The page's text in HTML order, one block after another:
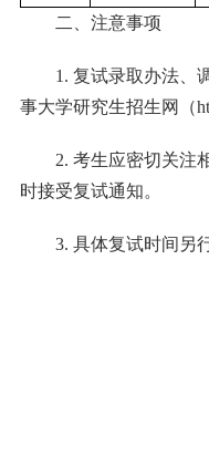
二、注意事项
1. 复试录取办法、
事大学研究生招生网（
2. 考生应密切关注
时接受复试通知。
3. 具体复试时间另